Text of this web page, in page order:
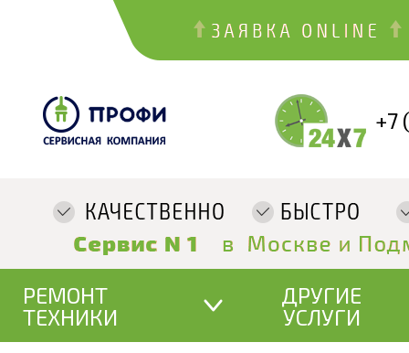
+7
РЕМОНТ
ТЕХНИКИ
ДРУГИЕ
УСЛУГИ